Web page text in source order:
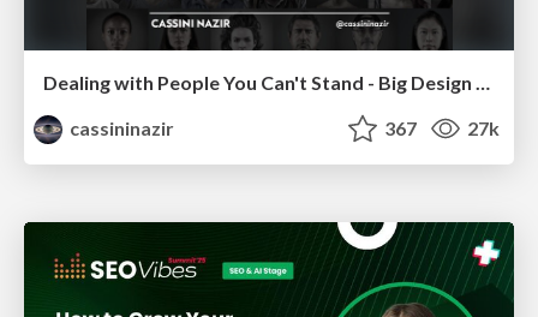
Dealing with People You Can't Stand - Big Design 2015
cassininazir
367 27k